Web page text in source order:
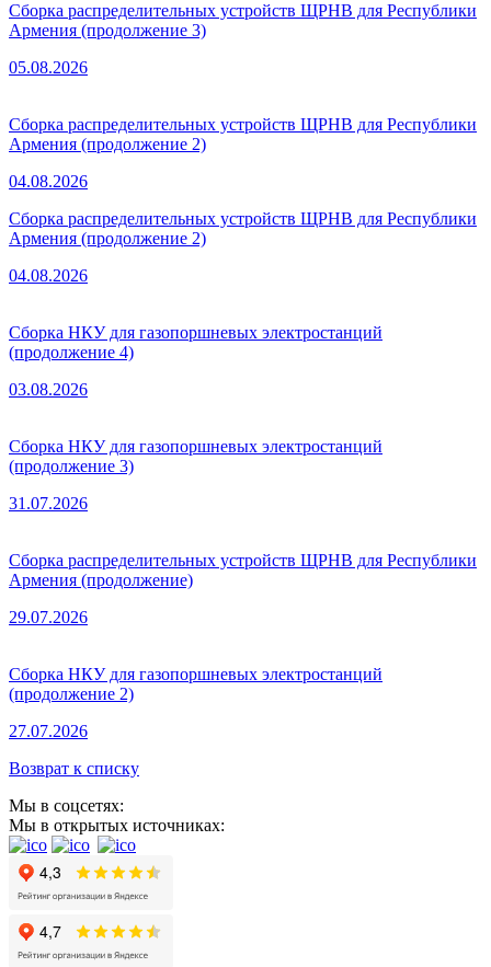
Сборка распределительных устройств ЩРНВ для Республики
Армения (продолжение 3)
05.08.2026
Сборка распределительных устройств ЩРНВ для Республики
Армения (продолжение 2)
04.08.2026
Сборка распределительных устройств ЩРНВ для Республики
Армения (продолжение 2)
04.08.2026
Сборка НКУ для газопоршневых электростанций
(продолжение 4)
03.08.2026
Сборка НКУ для газопоршневых электростанций
(продолжение 3)
31.07.2026
Сборка распределительных устройств ЩРНВ для Республики
Армения (продолжение)
29.07.2026
Сборка НКУ для газопоршневых электростанций
(продолжение 2)
27.07.2026
Возврат к списку
Мы в соцсетях:
Мы в открытых источниках: